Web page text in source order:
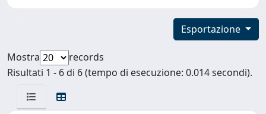
Esportazione
Mostra
records
Risultati 1 - 6 di 6 (tempo di esecuzione: 0.014 secondi).